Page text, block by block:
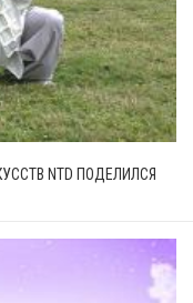
NTD ПОДЕЛИЛСЯ